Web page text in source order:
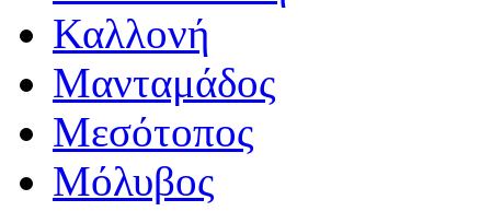
Καλλονή
Μανταμάδος
Μεσότοπος
Μόλυβος